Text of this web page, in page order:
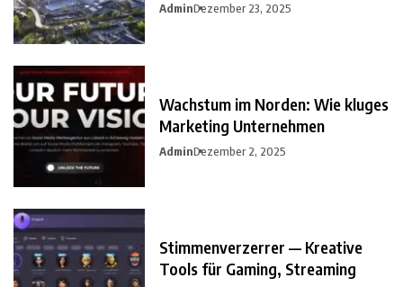
AdminDezember 23, 2025
Wachstum im Norden: Wie kluges
Marketing Unternehmen
AdminDezember 2, 2025
Stimmenverzerrer — Kreative
Tools für Gaming, Streaming